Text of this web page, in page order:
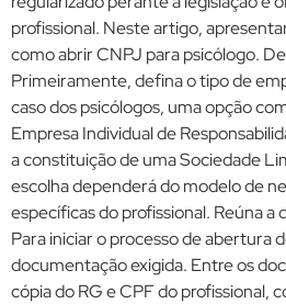
profissional. Neste artigo,
como abrir CNPJ para psicólogo.
Primeiramente, defina o tipo de
caso dos psicólogos, uma opção
Empresa Individual de
a constituição de uma Sociedade
escolha dependerá do modelo de
específicas do profissional. Reúna
Para iniciar o processo de abertura
documentação exigida. Entre os
cópia do RG e CPF do profissional,